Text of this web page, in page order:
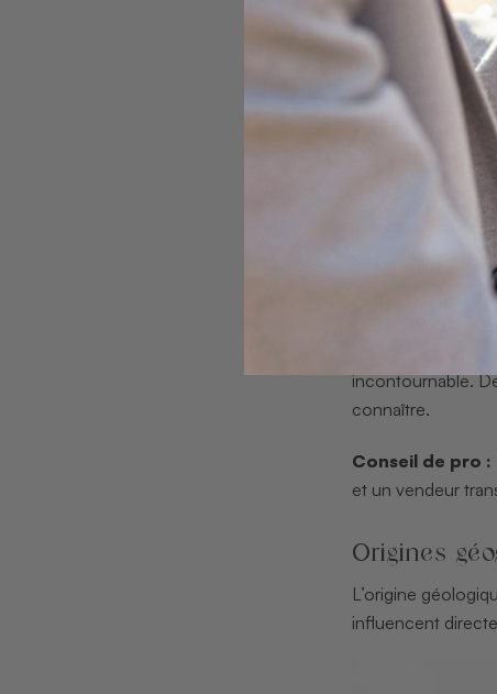
Résistance
Durabilité
Valeur
Pour tester la
5 minutes, puis
d’observer si la
structure poreuse.
« La
d’un bijou
Pour les
incontournable.
connaître.
Conseil de pro :
et un vendeur
Origines
L’origine
influencent